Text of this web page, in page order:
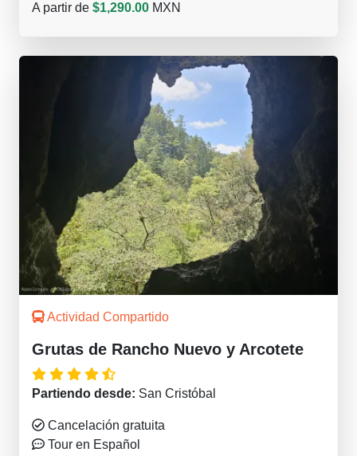
A partir de $1,290.00 MXN
Actividad Compartido
Grutas de Rancho Nuevo y Arcotete
Partiendo desde: San Cristóbal
Cancelación gratuita
Tour en Español